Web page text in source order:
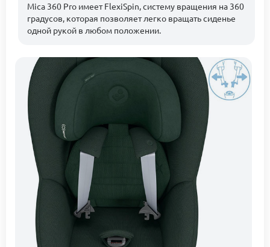
Mica 360 Pro имеет FlexiSpin, систему вращения на 360
градусов, которая позволяет легко вращать сиденье
одной рукой в любом положении.